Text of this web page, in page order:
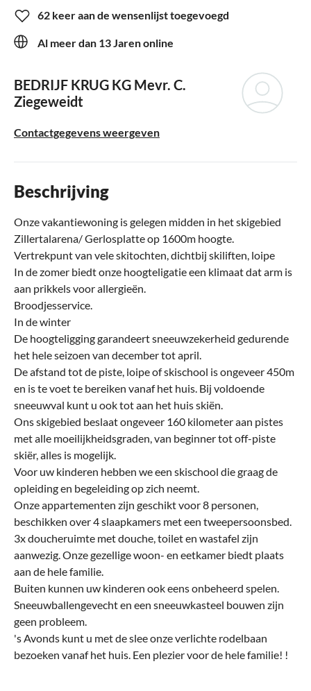
62 keer aan de wensenlijst toegevoegd
Al meer dan 13 Jaren online
BEDRIJF KRUG KG Mevr. C.
Ziegeweidt
Contactgegevens weergeven
Beschrijving
Onze vakantiewoning is gelegen midden in het skigebied
Zillertalarena/ Gerlosplatte op 1600m hoogte.
Vertrekpunt van vele skitochten, dichtbij skiliften, loipe
In de zomer biedt onze hoogteligatie een klimaat dat arm is
aan prikkels voor allergieën.
Broodjesservice.
In de winter
De hoogteligging garandeert sneeuwzekerheid gedurende
het hele seizoen van december tot april.
De afstand tot de piste, loipe of skischool is ongeveer 450m
en is te voet te bereiken vanaf het huis. Bij voldoende
sneeuwval kunt u ook tot aan het huis skiën.
Ons skigebied beslaat ongeveer 160 kilometer aan pistes
met alle moeilijkheidsgraden, van beginner tot off-piste
skiër, alles is mogelijk.
Voor uw kinderen hebben we een skischool die graag de
opleiding en begeleiding op zich neemt.
Onze appartementen zijn geschikt voor 8 personen,
beschikken over 4 slaapkamers met een tweepersoonsbed.
3x doucheruimte met douche, toilet en wastafel zijn
aanwezig. Onze gezellige woon- en eetkamer biedt plaats
aan de hele familie.
Buiten kunnen uw kinderen ook eens onbeheerd spelen.
Sneeuwballengevecht en een sneeuwkasteel bouwen zijn
geen probleem.
's Avonds kunt u met de slee onze verlichte rodelbaan
bezoeken vanaf het huis. Een plezier voor de hele familie! !